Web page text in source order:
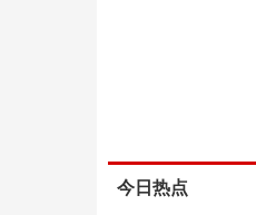
今日热点